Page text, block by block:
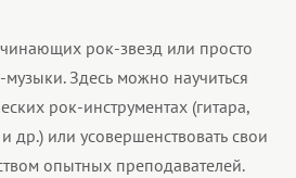
рок-звезд или просто
Здесь можно научиться
рок-инструментах (гитара,
др.) или усовершенствовать свои
опытных преподавателей.